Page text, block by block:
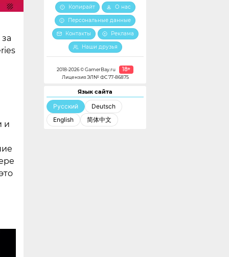
и
Копирайт
О нас
Персональные данные
Контакты
Реклама
Наши друзья
2018-2026 © GamerBay.ru 18+
Лицензия ЭЛ№ ФС 77-86875
Язык сайта
Русский
Deutsch
English
简体中文